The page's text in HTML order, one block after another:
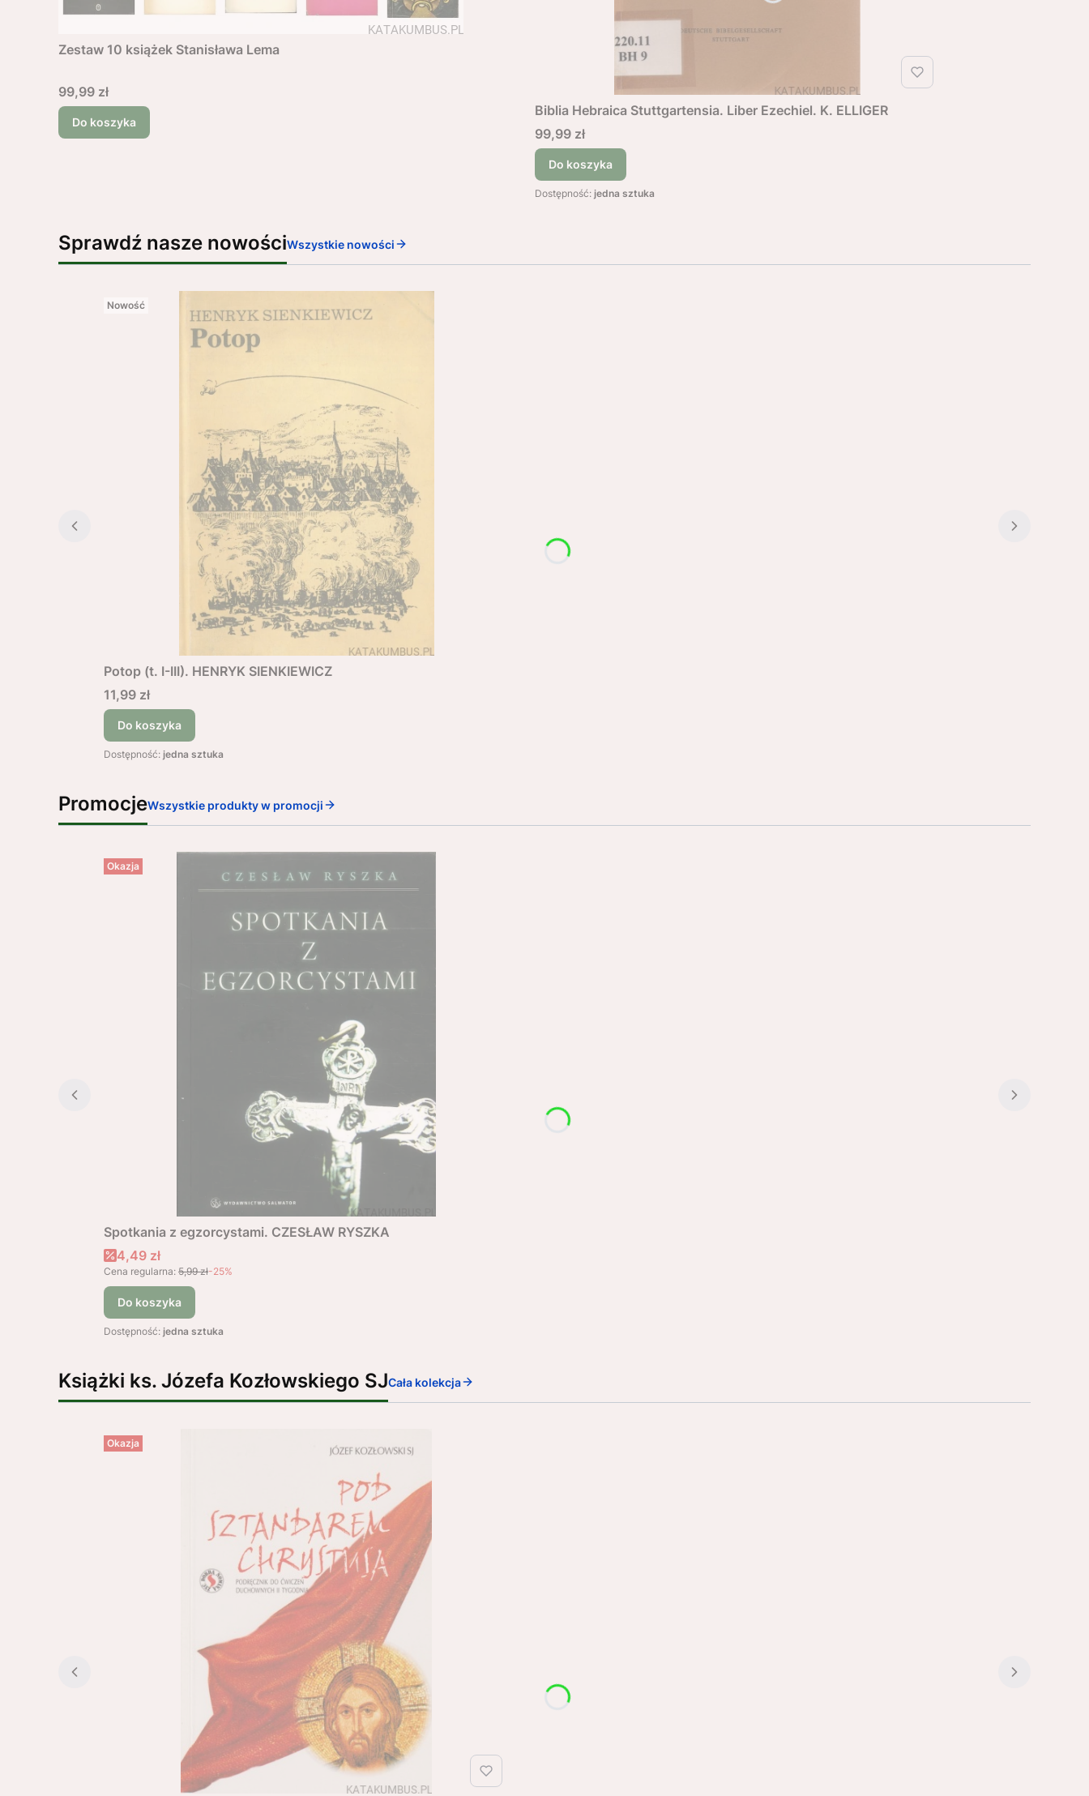
Zestaw 10 książek Stanisława Lema
Cena
99,99 zł
Do koszyka
Biblia Hebraica Stuttgartensia. Liber Ezechiel. K. ELLIGER
Cena
99,99 zł
Do koszyka
Dostępność: jedna sztuka
Sprawdź nasze nowościWszystkie nowości
Nowość
Potop (t. I-III). HENRYK SIENKIEWICZ
Cena
11,99 zł
Do koszyka
Dostępność: jedna sztuka
PromocjeWszystkie produkty w promocji
Okazja
Spotkania z egzorcystami. CZESŁAW RYSZKA
Cena promocyjna
4,49 zł
Cena regularna: 5,99 zł-25%
Do koszyka
Dostępność: jedna sztuka
Książki ks. Józefa Kozłowskiego SJCała kolekcja
Okazja